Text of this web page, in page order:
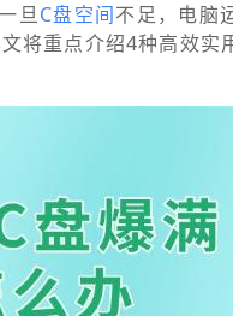
旦C盘空间不足，电脑
将重点介绍4种高效实